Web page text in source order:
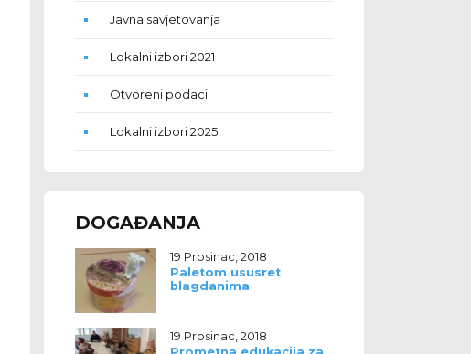
Javna savjetovanja
Lokalni izbori 2021
Otvoreni podaci
Lokalni izbori 2025
DOGAĐANJA
19 Prosinac, 2018
Paletom ususret
blagdanima
19 Prosinac, 2018